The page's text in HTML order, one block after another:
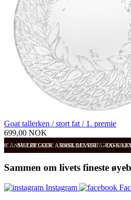
Goat tallerken / stort fat / 1. premie
699,00 NOK
ANMELDELSER RASK LEVERING OG
SVÆRT GODE ANMELDELSER RASK
Sammen om livets fineste
Instagram